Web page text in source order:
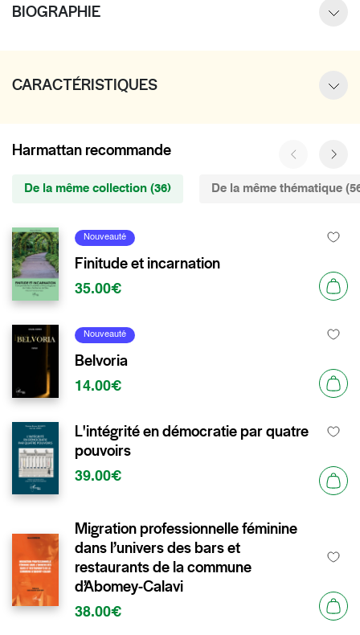
BIOGRAPHIE
CARACTÉRISTIQUES
Harmattan recommande
De la même collection (36) De la même thématique
Nouveauté
Finitude et incarnation
35.00€
Nouveauté
Belvoria
14.00€
L'intégrité en démocratie par quatre
pouvoirs
39.00€
Migration professionnelle féminine
dans l’univers des bars et
restaurants de la commune
d’Abomey-Calavi
38.00€